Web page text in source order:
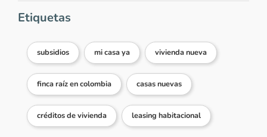
Etiquetas
subsidios mi casa ya vivienda nueva
finca raíz en colombia casas nuevas
créditos de vivienda leasing habitacional